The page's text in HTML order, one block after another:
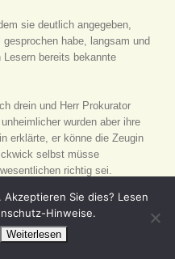
sie deutlich angegeben,
habe, langsam und
bereits bekannte
drein und Herr Prokurator
wurden aber ihre
erklärte, er könne die Zeugin
selbst müsse
richtig sei.
gebrochen hatte, so hielt sie
auf eine kurze Darstellung
einzulassen; sie
Sie dies? Lesen
Hinweise.
Weiterlesen